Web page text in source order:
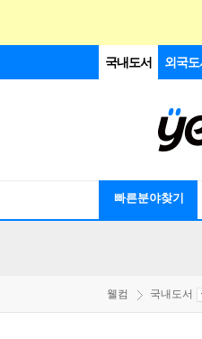
국내도서 외국도
빠른분야찾기
웰컴 국내도서